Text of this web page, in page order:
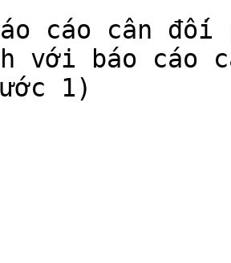
cáo cân
với báo cáo